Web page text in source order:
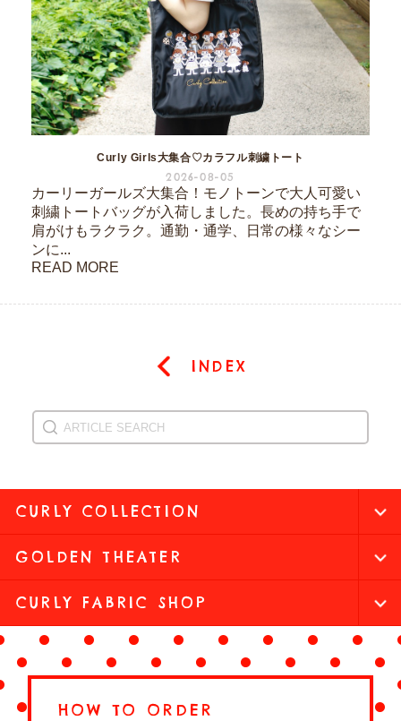
Curly Girls大集合♡カラフル刺繍トート
2026-08-05
カーリーガールズ大集合！モノトーンで大人可愛い
刺繍トートバッグが入荷しました。長めの持ち手で
肩がけもラクラク。通勤・通学、日常の様々なシー
ンに...
READ MORE
INDEX
CURLY COLLECTION
GOLDEN THEATER
CURLY FABRIC SHOP
HOW TO ORDER